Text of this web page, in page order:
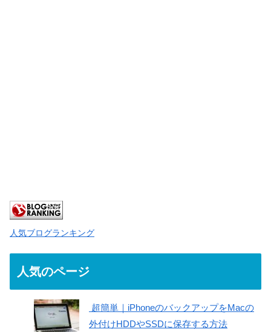
人気ブログランキング
人気のページ
超簡単｜iPhoneのバックアップをMacの
外付けHDDやSSDに保存する方法